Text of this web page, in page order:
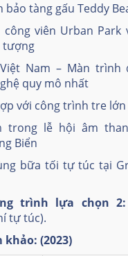
bảo tàng gấu Teddy
công viên Urban Park
tượng
Nam – Màn trình
quy mô nhất
với công trình tre
trong lễ hội âm
Biển
bữa tối tự túc tại
trình lựa chọn 2:
tự túc).
khảo: (2023)